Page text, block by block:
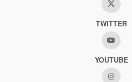
TWITTER
YOUTUBE